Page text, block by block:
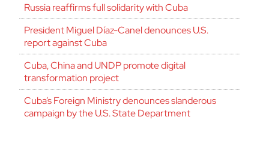
Russia reaffirms full solidarity with Cuba
President Miguel Díaz-Canel denounces U.S.
report against Cuba
Cuba, China and UNDP promote digital
transformation project
Cuba’s Foreign Ministry denounces slanderous
campaign by the U.S. State Department